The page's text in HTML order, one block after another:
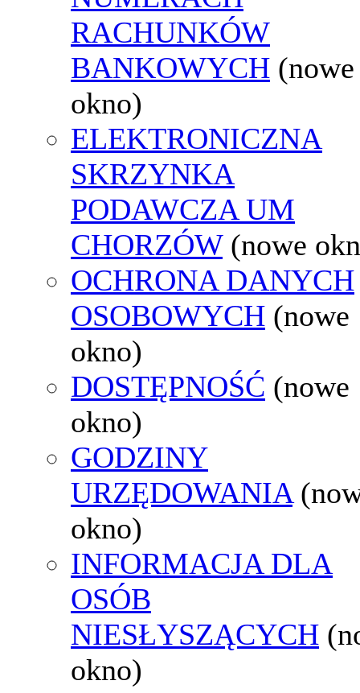
RACHUNKÓW
BANKOWYCH (nowe
okno)
ELEKTRONICZNA
SKRZYNKA
PODAWCZA UM
CHORZÓW (nowe
OCHRONA DANYCH
OSOBOWYCH (nowe
okno)
DOSTĘPNOŚĆ (nowe
okno)
GODZINY
URZĘDOWANIA
okno)
INFORMACJA DLA
OSÓB
NIESŁYSZĄCYCH
okno)